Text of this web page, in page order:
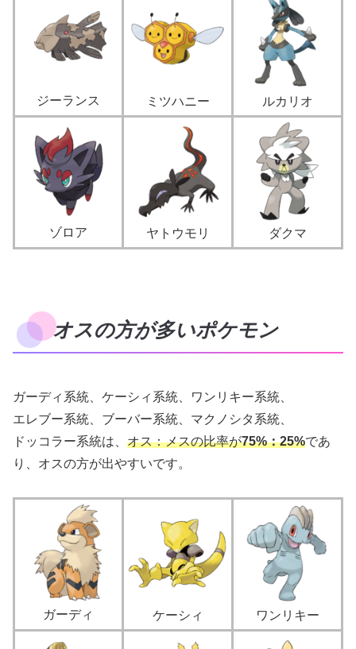
ジーランス ミツハニー ルカリオ
ゾロア ヤトウモリ ダクマ
オスの方が多いポケモン
ガーディ系統、ケーシィ系統、ワンリキー系統、
エレブー系統、ブーバー系統、マクノシタ系統、
ドッコラー系統は、 オス：メスの比率が75%：25%であ
り、オスの方が出やすいです。
ガーディ ケーシィ ワンリキー